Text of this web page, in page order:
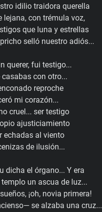
idilio traidora querella
lejana, con trémula voz,
que luna y estrellas
selló nuestro adiós...
querer, fui testigo...
casabas con otro...
reproche
mi corazón...
cruel... ser testigo
ajusticiamiento
echadas al viento
de ilusión...
dicha el órgano... Y era
templo un ascua de luz...
¡oh, novia primera!
se alzaba una cruz...